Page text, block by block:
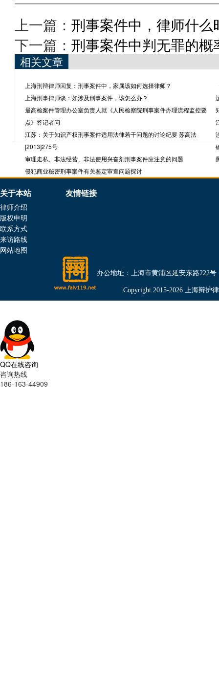
上一篇： 刑事案件中，律师什
下一篇： 刑事案件中判无罪的概
相关文章
上海刑辩律师回复：刑事案件中，家属该如何选择律师？
上海刑事律师谈：如涉及刑事案件，该怎么办？
最高检案件管理办公室负责人就《人民检察院刑事案件办理流程监控要
点》答记者问
江苏：关于知识产权刑事案件适用法律若干问题的讨论纪要 苏高法
[2013]275号
审理走私、非法经营、非法使用兴奋剂刑事案件应注意的问题
侵犯商业秘密刑事案件有关鉴定审查问题探讨
关于本站
律师介绍
版权申明
联系方式
来访路线
网站地图
友情链接
办公地址：上海市黄浦区延安东路222号
Copyright 2015-2026 上海辩护
QQ在线咨询
咨询热线
186-163-44909